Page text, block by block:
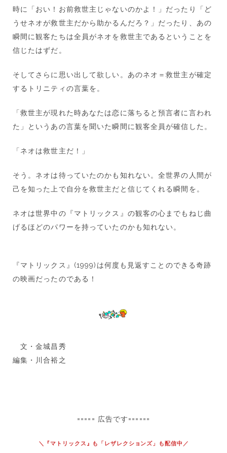
時に「おい！お前救世主じゃないのかよ！」だったり「ど
うせネオが救世主だから助かるんだろ？」だったり、あの
瞬間に観客たちは全員がネオを救世主であるということを
信じたはずだ。
そしてさらに思い出して欲しい。あのネオ＝救世主が確定
するトリニティの言葉を。
「救世主が現れた時あなたは恋に落ちると預言者に言われ
た」というあの言葉を聞いた瞬間に観客全員が確信した。
「ネオは救世主だ！」
そう。ネオは待っていたのかも知れない。全世界の人間が
己を知った上で自分を救世主だと信じてくれる瞬間を。
ネオは世界中の『マトリックス』の観客の心までもねじ曲
げるほどのパワーを持っていたのかも知れない。
『マトリックス』(1999)は何度も見返すことのできる奇跡
の映画だったのである！
文・金城昌秀
編集・川合裕之
===== 広告です======
＼『マトリックス』も「レザレクションズ」も配信中／